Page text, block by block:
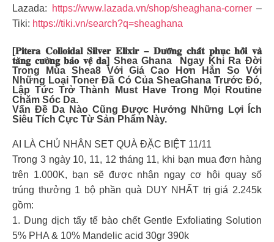
Lazada:
https://www.lazada.vn/shop/sheaghana-corner–
Tiki: https://tiki.vn/search?q=sheaghana
[𝐏𝐢𝐭𝐞𝐫𝐚 𝐂𝐨𝐥𝐥𝐨𝐢𝐝𝐚𝐥 𝐒𝐢𝐥𝐯𝐞𝐫 𝐄𝐥𝐢𝐱𝐢𝐫 – 𝐃𝐮̛𝐨̛̃𝐧𝐠 𝐜𝐡𝐚̂́𝐭 𝐩𝐡𝐮̣𝐜 𝐡𝐨̂̀𝐢 𝐯𝐚̀
𝐭𝐚̆𝐧𝐠 𝐜𝐮̛𝐨̛̀𝐧𝐠 𝐛𝐚̉𝐨 𝐯𝐞̣̂ 𝐝𝐚] Shea Ghana Ngay Khi Ra Đời
Trong Mùa Shea8 Với Giá Cao Hơn Hẳn So Với
Những Loại Toner Đã Có Của SheaGhana Trước Đó,
Lập Tức Trở Thành Must Have Trong Mọi Routine
Chăm Sóc Da.
Vấn Đề Da Nào Cũng Được Hưởng Những Lợi Ích
Siêu Tích Cực Từ Sản Phẩm Này.
AI LÀ CHỦ NHÂN SET QUÀ ĐẶC BIỆT 11/11
Trong 3 ngày 10, 11, 12 tháng 11, khi bạn mua đơn hàng
trên 1.000K, bạn sẽ được nhận ngay cơ hội quay số
trúng thưởng 1 bộ phần quà DUY NHẤT trị giá 2.245k
gồm:
1. Dung dịch tẩy tế bào chết Gentle Exfoliating Solution
5% PHA & 10% Mandelic acid 30gr 390k